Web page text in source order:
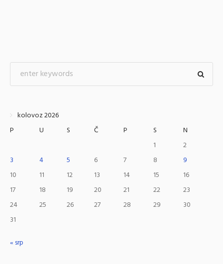
kolovoz 2026
P
U S Č P S
N
1
2
3
4 5 6 7 8
9
10
11 12 13 14 15
16
17
18 19 20 21 22
23
24
25 26 27 28 29
30
31
« srp